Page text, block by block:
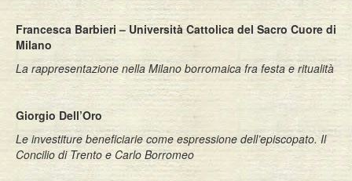
Francesca Barbieri – Università Cattolica del Sacro Cuore di
Milano
La rappresentazione nella Milano borromaica fra festa e ritualità
Giorgio Dell’Oro
Le investiture beneficiarie come espressione dell’episcopato. Il
Concilio di Trento e Carlo Borromeo